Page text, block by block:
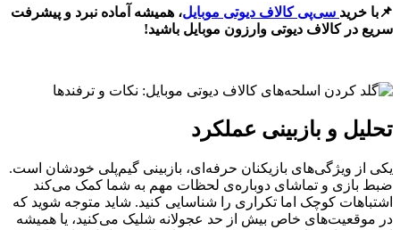
📌با خرید سی‌پی کالاف دیوتی موبایل، همیشه آماده نبرد و پیشرفت
سریع در کالاف دیوتی وارزون موبایل باشید!
تحلیل و بازبینی عملکرد
یکی از ویژگی‌های بازیکنان حرفه‌ای، بازبینی گیم‌پلی خودشان است.
ضبط بازی و تماشای دوباره‌ی لحظات مهم به شما کمک می‌کند
اشتباهات کوچک اما تکراری را شناسایی کنید. شاید متوجه شوید که
در موقعیت‌های خاص بیش از حد عجولانه شلیک می‌کنید، یا همیشه